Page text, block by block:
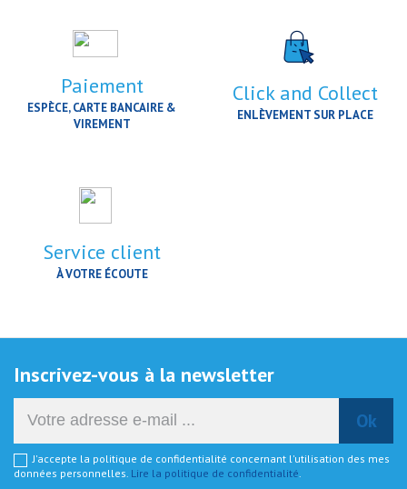
Paiement
ESPÈCE, CARTE BANCAIRE &
VIREMENT
Click and Collect
ENLÈVEMENT SUR PLACE
Service client
À VOTRE ÉCOUTE
Inscrivez-vous à la newsletter
J'accepte la politique de confidentialité concernant l'utilisation des mes
données personnelles. Lire la politique de confidentialité